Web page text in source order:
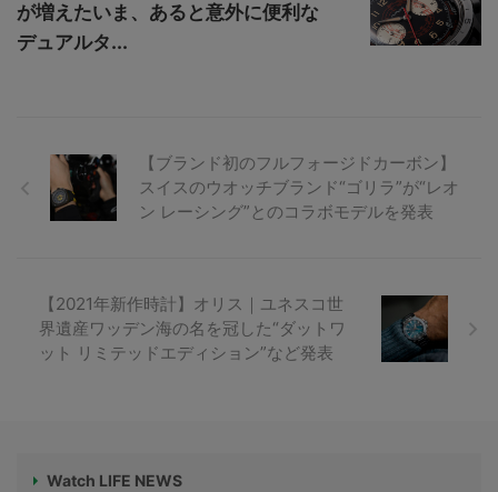
が増えたいま、あると意外に便利な
デュアルタ...
【ブランド初のフルフォージドカーボン】
スイスのウオッチブランド“ゴリラ”が“レオ
ン レーシング”とのコラボモデルを発表
【2021年新作時計】オリス｜ユネスコ世
界遺産ワッデン海の名を冠した“ダットワ
ット リミテッドエディション”など発表
Watch LIFE NEWS